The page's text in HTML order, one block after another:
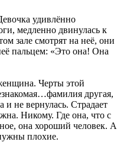
удивлённо
медленно двинулась к
зале смотрят на неё, они
пальцем: «Это она! Она
Черты этой
другая,
не вернулась. Страдает
Никому. Где она, что с
она хороший человек. А
плохие.